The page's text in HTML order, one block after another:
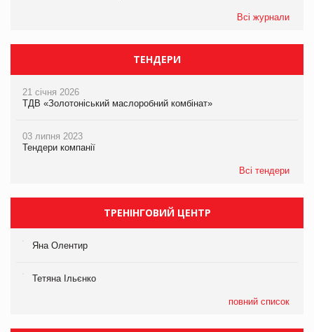
Всі журнали
ТЕНДЕРИ
21 січня 2026
ТДВ «Золотоніський маслоробний комбінат»
03 липня 2023
Тендери компанії
Всі тендери
ТРЕНІНГОВИЙ ЦЕНТР
Яна Олентир
Тетяна Ільєнко
повний список